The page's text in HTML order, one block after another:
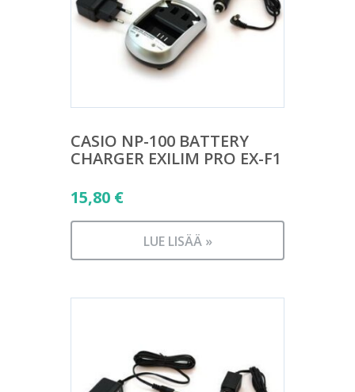
CASIO NP-100 BATTERY
CHARGER EXILIM PRO EX-F1
15,80 €
LUE LISÄÄ »